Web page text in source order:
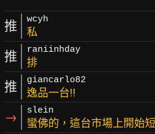
推 wcyh
私
推 raniinhday
排
推 giancarlo82
逸品一台!!
→ slein
蠻佛的，這台市場上開始